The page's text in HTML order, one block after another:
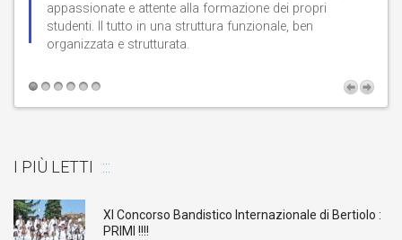
appassionate e attente alla formazione dei propri
studenti. Il tutto in una struttura funzionale, ben
organizzata e strutturata.
I PIÙ LETTI
XI Concorso Bandistico Internazionale di Bertiolo :
PRIMI !!!!